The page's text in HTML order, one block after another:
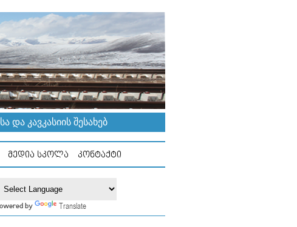
ᲙᲐᲕᲙᲐᲡᲘᲘᲡ ᲨᲔᲡᲐᲮᲔᲑ
ᲛᲔᲓᲘᲐ ᲡᲙᲝᲚᲐ ᲙᲝᲜᲢᲐᲥᲢᲘ
by Translate